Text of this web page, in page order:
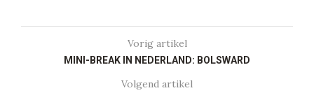
Vorig artikel
MINI-BREAK IN NEDERLAND: BOLSWARD
Volgend artikel